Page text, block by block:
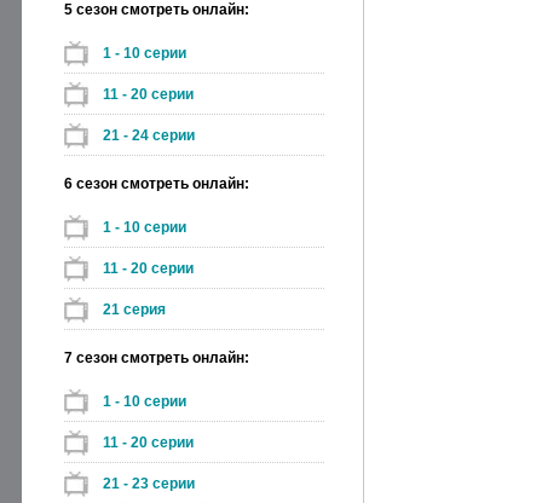
5 сезон смотреть онлайн:
1 - 10 серии
11 - 20 серии
21 - 24 серии
6 сезон смотреть онлайн:
1 - 10 серии
11 - 20 серии
21 серия
7 сезон смотреть онлайн:
1 - 10 серии
11 - 20 серии
21 - 23 серии